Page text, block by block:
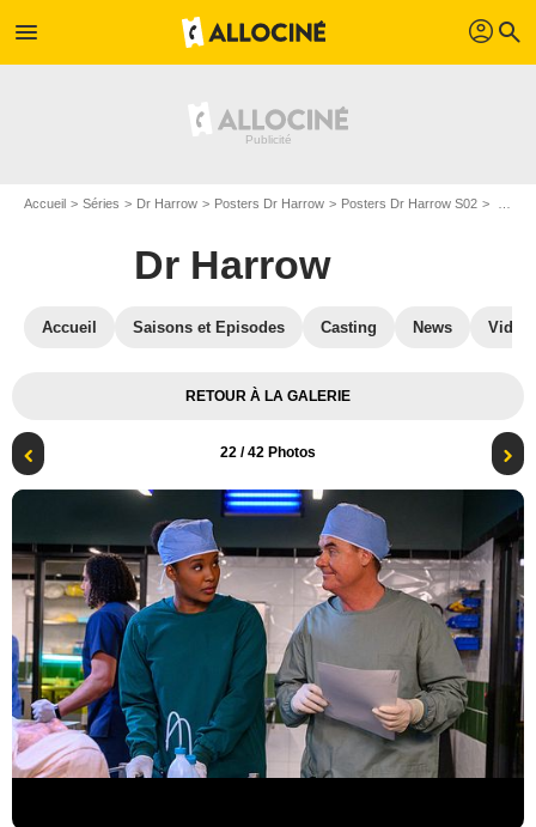
menu profil search
Accueil Séries Dr Harrow Posters Dr Harrow Posters Dr Harrow S02
Dr Harrow
Accueil Saisons et Episodes Casting News
RETOUR À LA GALERIE
22 / 42 Photos